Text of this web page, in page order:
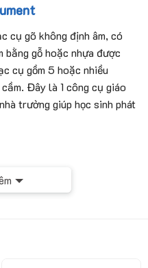
cụ gõ không định âm, có
bằng gỗ hoặc nhựa được
cụ gồm 5 hoặc nhiều
Đây là 1 công cụ giáo
trường giúp học sinh phát
kim loại gắn theo cụm .
bắt mắt, tạo hứng thú cho